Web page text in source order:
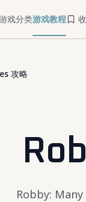
戏分类游戏教程
攻略
Robby: Many